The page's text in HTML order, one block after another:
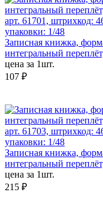
арт. 61701, штрихкод:
упаковки: 1/48
Записная книжка,
интегральный
цена за 1шт.
107 ₽
арт. 61703, штрихкод:
упаковки: 1/48
Записная книжка,
интегральный
цена за 1шт.
215 ₽